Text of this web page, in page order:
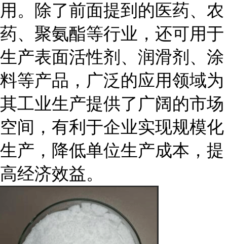
用。除了前面提到的医药、农
药、聚氨酯等行业，还可用于
生产表面活性剂、润滑剂、涂
料等产品，广泛的应用领域为
其工业生产提供了广阔的市场
空间，有利于企业实现规模化
生产，降低单位生产成本，提
高经济效益。